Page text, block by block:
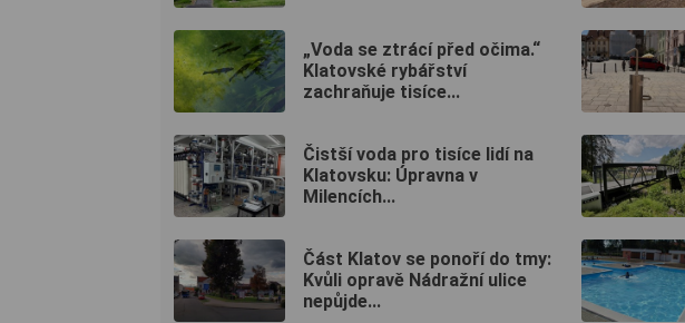
„Voda se ztrácí před očima.“
Klatovské rybářství
zachraňuje tisíce...
Čistší voda pro tisíce lidí na
Klatovsku: Úpravna v
Milencích...
Část Klatov se ponoří do tmy:
Kvůli opravě Nádražní ulice
nepůjde...